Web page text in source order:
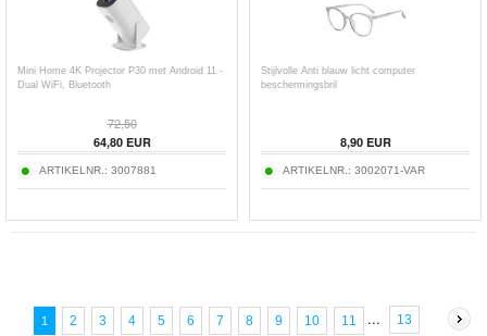
Mini Home 4K Projector P30 met Android 11 -
Dual WiFi, Bluetooth
72,50
64,80EUR
ARTIKELNR.: 3007881
Stijlvolle Anti blauw licht computer
beschermingsbril
8,90EUR
ARTIKELNR.: 3002071-VAR
1 2 3 4 5 6 7 8 9 10 11 ... 13